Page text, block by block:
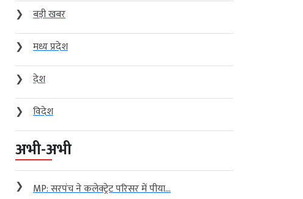
❯
बड़ी खबर
❯
मध्य प्रदेश
❯
देश
❯
विदेश
अभी-अभी
❯ MP: सरपंच ने कलेक्ट्रेट परिसर में पीया...